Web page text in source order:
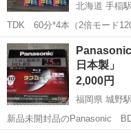
北海道 手稲駅
TDK 60分*4本（2倍モード
ード90分）
北海道 札幌市
VHS
日本製」
2,000円
福岡県 城野駅
新品未開封品のPanasonic